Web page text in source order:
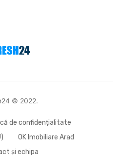
© 2022.
de confidențialitate
OK Imobiliare Arad
și echipa